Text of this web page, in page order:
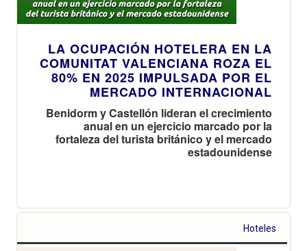
LA OCUPACIÓN HOTELERA EN LA
COMUNITAT VALENCIANA ROZA EL
80% EN 2025 IMPULSADA POR EL
MERCADO INTERNACIONAL
Benidorm y Castellón lideran el crecimiento
anual en un ejercicio marcado por la
fortaleza del turista británico y el mercado
estadounidense
Hoteles